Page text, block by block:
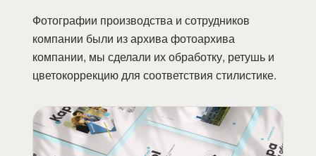
Фотографии производства и сотрудников
компании были из архива фотоархива
компании, мы сделали их обработку, ретушь и
цветокоррекцию для соответствия стилистике.